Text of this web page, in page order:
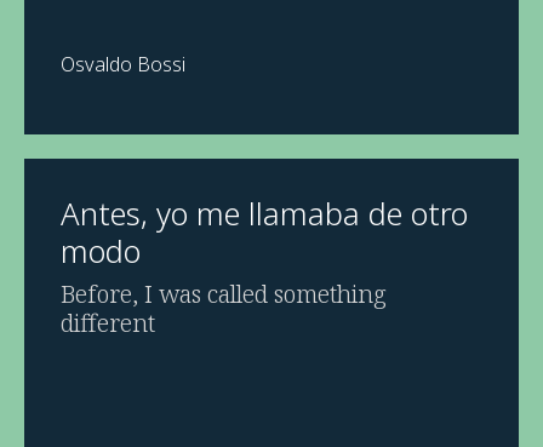
Osvaldo Bossi
Antes, yo me llamaba de otro
modo
Before, I was called something
different